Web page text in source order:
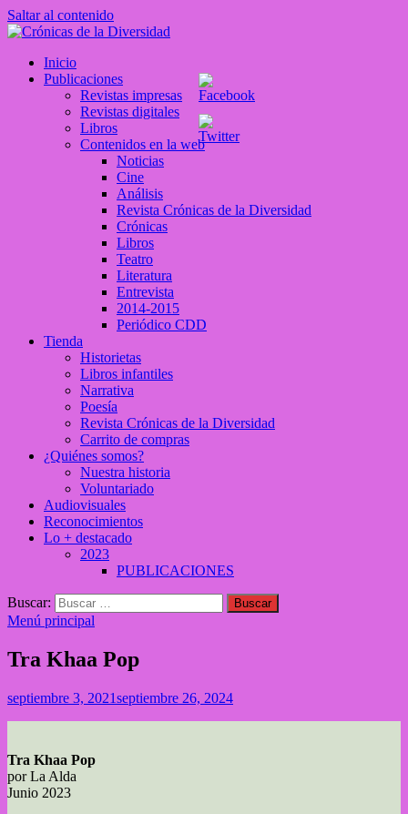
Saltar al contenido
Crónicas de la Diversidad
Plataforma de comunicaciones sobre temas de cultura LGTB+
Inicio
Publicaciones
Revistas impresas
Revistas digitales
Libros
Contenidos en la web
Noticias
Cine
Análisis
Revista Crónicas de la Diversidad
Crónicas
Libros
Teatro
Literatura
Entrevista
2014-2015
Periódico CDD
Tienda
Historietas
Libros infantiles
Narrativa
Poesía
Revista Crónicas de la Diversidad
Carrito de compras
¿Quiénes somos?
Nuestra historia
Voluntariado
Audiovisuales
Reconocimientos
Lo + destacado
2023
PUBLICACIONES
Buscar:
Menú principal
Tra Khaa Pop
septiembre 3, 2021septiembre 26, 2024
Tra Khaa Pop
por La Alda
Junio 2023